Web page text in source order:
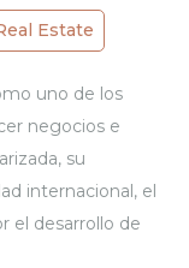
Estate
uno de los
negocios e
su
internacional, el
el desarrollo de